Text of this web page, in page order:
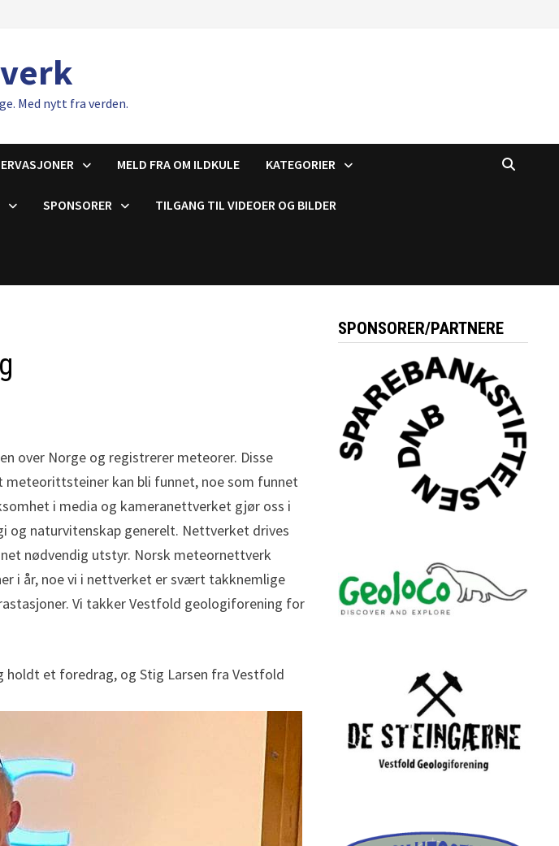
Med nytt fra verden.
MELD FRA OM ILDKULE KATEGORIER
SPONSORER TILGANG TIL VIDEOER OG BILDER
over Norge og registrerer meteorer. Disse
meteorittsteiner kan bli funnet, noe som funnet
i media og kameranettverket gjør oss i
og naturvitenskap generelt. Nettverket drives
nødvendig utstyr. Norsk meteornettverk
i år, noe vi i nettverket er svært takknemlige
Vi takker Vestfold geologiforening for
et foredrag, og Stig Larsen fra Vestfold
SPONSORER/PARTNERE